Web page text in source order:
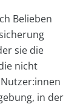
Belieben
sie die
nicht
in der